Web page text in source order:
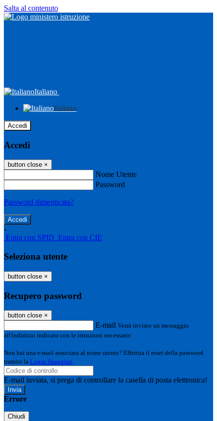
Salta al contenuto
Italiano
Italiano
Accedi
Accedi
button close ×
Nome Utente
Password
Password dimenticata?
-
Entra con SPID Entra con CIE
Seleziona utente
button close ×
Recupero password
button close ×
E-mail Verrà inviato un messaggio
all'indirizzo indicato con le istruzioni necessarie.
Non hai una e-mail associata al nome utente? Effettua il reset della password
tramite la Login Spaggiari
E-mail inviata, si prega di controllare la casella di posta elettronica!
Errore
Chiudi